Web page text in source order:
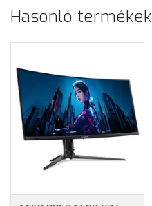
Hasonló termékek